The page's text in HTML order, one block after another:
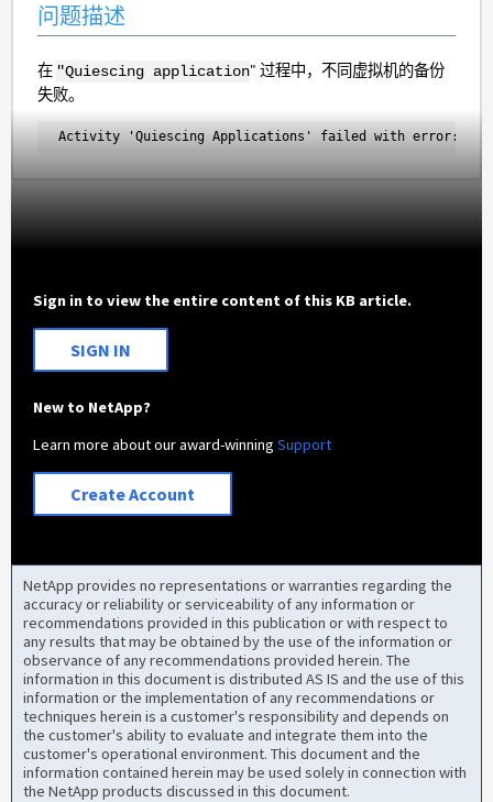
问题描述
在 "Quiescing application" 过程中，不同虚拟机的备份
失败。
Activity 'Quiescing Applications' failed with error:
Sign in to view the entire content of this KB article.
SIGN IN
New to NetApp?
Learn more about our award-winningSupport
Create Account
NetApp provides no representations or warranties regarding the
accuracy or reliability or serviceability of any information or
recommendations provided in this publication or with respect to
any results that may be obtained by the use of the information or
observance of any recommendations provided herein. The
information in this document is distributed AS IS and the use of this
information or the implementation of any recommendations or
techniques herein is a customer's responsibility and depends on
the customer's ability to evaluate and integrate them into the
customer's operational environment. This document and the
information contained herein may be used solely in connection with
the NetApp products discussed in this document.